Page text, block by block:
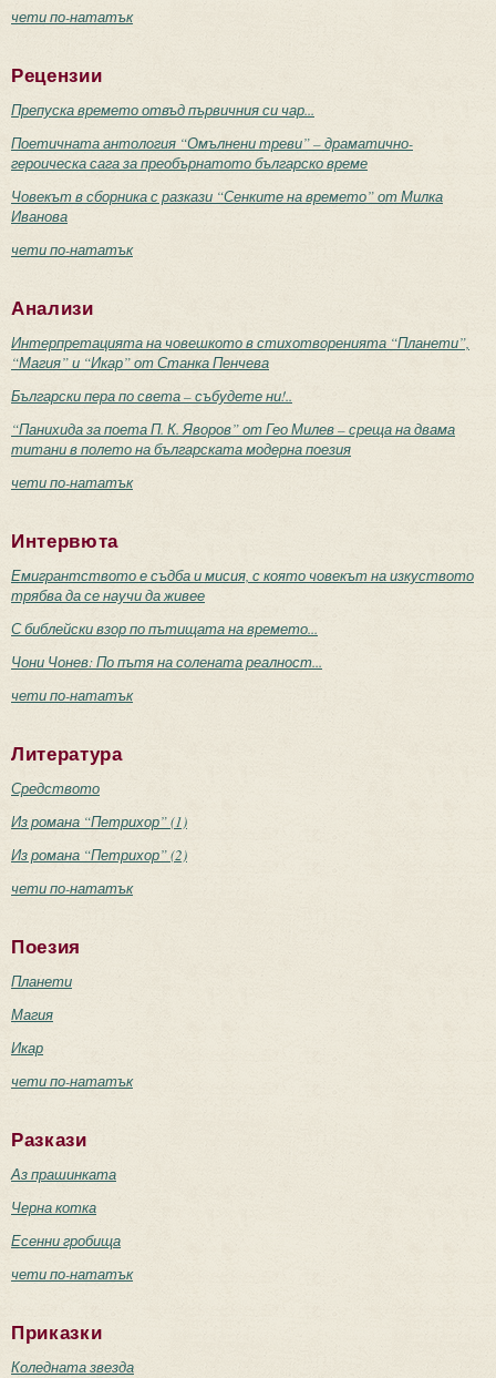
чети по-нататък
Рецензии
Препуска времето отвъд първичния си чар...
Поетичната антология “Омълнени треви” – драматично-
героическа сага за преобърнатото българско време
Човекът в сборника с разкази “Сенките на времето” от Милка
Иванова
чети по-нататък
Анализи
Интерпретацията на човешкото в стихотворенията “Планети”,
“Магия” и “Икар” от Станка Пенчева
Български пера по света – събудете ни!..
“Панихида за поета П. К. Яворов” от Гео Милев – среща на двама
титани в полето на българската модерна поезия
чети по-нататък
Интервюта
Емигрантството е съдба и мисия, с която човекът на изкуството
трябва да се научи да живее
С библейски взор по пътищата на времето...
Чони Чонев: По пътя на солената реалност...
чети по-нататък
Литература
Средството
Из романа “Петрихор” (1)
Из романа “Петрихор” (2)
чети по-нататък
Поезия
Планети
Магия
Икар
чети по-нататък
Разкази
Аз прашинката
Черна котка
Есенни гробища
чети по-нататък
Приказки
Коледната звезда